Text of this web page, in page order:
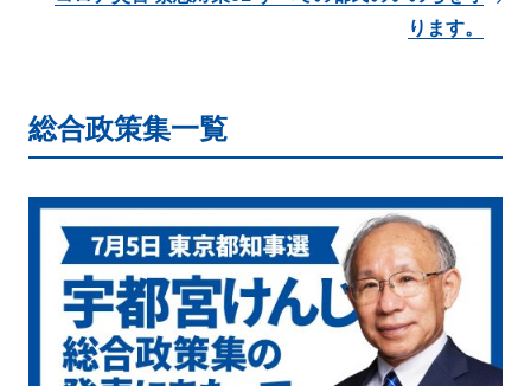
ります。
総合政策集一覧